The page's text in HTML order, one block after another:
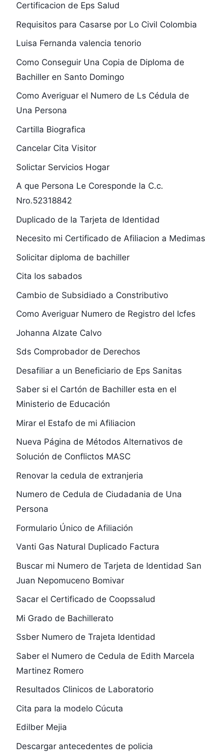
Certificacion de Eps Salud
Requisitos para Casarse por Lo Civil Colombia
Luisa Fernanda valencia tenorio
Como Conseguir Una Copia de Diploma de
Bachiller en Santo Domingo
Como Averiguar el Numero de Ls Cédula de
Una Persona
Cartilla Biografica
Cancelar Cita Visitor
Solictar Servicios Hogar
A que Persona Le Coresponde la C.c.
Nro.52318842
Duplicado de la Tarjeta de Identidad
Necesito mi Certificado de Afiliacion a Medimas
Solicitar diploma de bachiller
Cita los sabados
Cambio de Subsidiado a Constributivo
Como Averiguar Numero de Registro del Icfes
Johanna Alzate Calvo
Sds Comprobador de Derechos
Desafiliar a un Beneficiario de Eps Sanitas
Saber si el Cartón de Bachiller esta en el
Ministerio de Educación
Mirar el Estafo de mi Afiliacion
Nueva Página de Métodos Alternativos de
Solución de Conflictos MASC
Renovar la cedula de extranjeria
Numero de Cedula de Ciudadania de Una
Persona
Formulario Único de Afiliación
Vanti Gas Natural Duplicado Factura
Buscar mi Numero de Tarjeta de Identidad San
Juan Nepomuceno Bomivar
Sacar el Certificado de Coopssalud
Mi Grado de Bachillerato
Ssber Numero de Trajeta Identidad
Saber el Numero de Cedula de Edith Marcela
Martinez Romero
Resultados Clinicos de Laboratorio
Cita para la modelo Cúcuta
Edilber Mejia
Descargar antecedentes de policia